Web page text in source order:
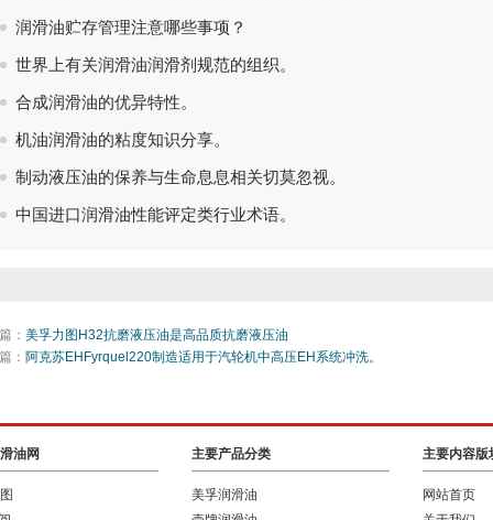
润滑油贮存管理注意哪些事项？
世界上有关润滑油润滑剂规范的组织。
合成润滑油的优异特性。
机油润滑油的粘度知识分享。
制动液压油的保养与生命息息相关切莫忽视。
中国进口润滑油性能评定类行业术语。
： 美孚力图H32抗磨液压油是高品质抗磨液压油
： 阿克苏EHFyrquel220制造适用于汽轮机中高压EH系统冲洗。
油网 主要产品分类
美孚润滑油
主要内容版
网站首页